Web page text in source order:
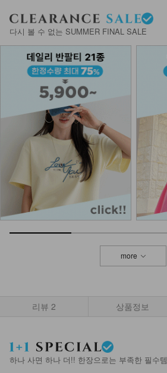
다시 볼 수 없는 SUMMER FINAL SALE
more
리뷰 2 상품정보
하나 사면 하나 더!! 한장으로는 부족한 필수템